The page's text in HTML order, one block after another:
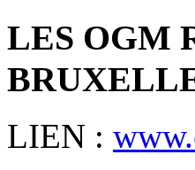
LES OGM
LIEN :